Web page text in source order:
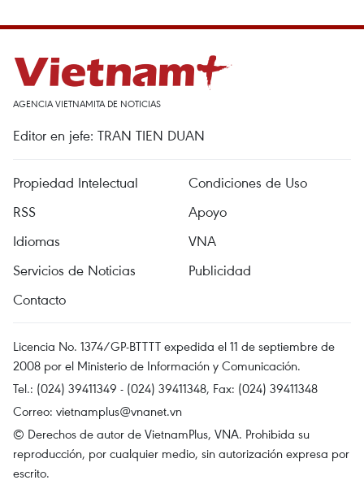
AGENCIA VIETNAMITA DE NOTICIAS
Editor en jefe: TRAN TIEN DUAN
Propiedad Intelectual
Condiciones de Uso
RSS
Apoyo
Idiomas
VNA
Servicios de Noticias
Publicidad
Contacto
Licencia No. 1374/GP-BTTTT expedida el 11 de septiembre de
2008 por el Ministerio de Información y Comunicación.
Tel.: (024) 39411349 - (024) 39411348, Fax: (024) 39411348
Correo: vietnamplus@vnanet.vn
© Derechos de autor de VietnamPlus, VNA. Prohibida su
reproducción, por cualquier medio, sin autorización expresa por
escrito.